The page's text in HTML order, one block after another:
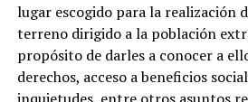
lugar escogido para la realización
terreno dirigido a la población
propósito de darles a conocer a
derechos, acceso a beneficios